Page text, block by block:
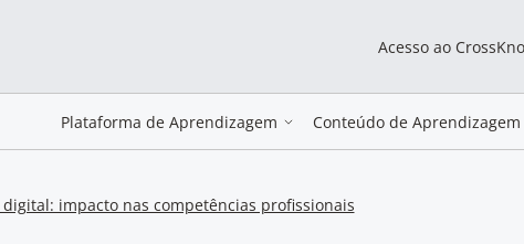
Acesso ao
Plataforma de Aprendizagem Conteúdo de Aprendizagem
impacto nas competências profissionais